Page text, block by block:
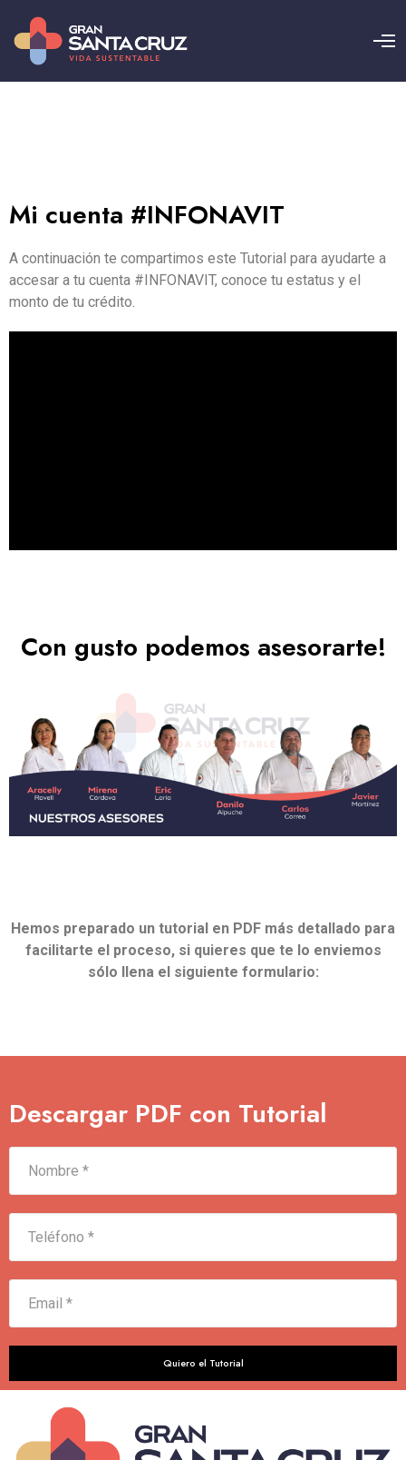
Mi cuenta #INFONAVIT
A continuación te compartimos este Tutorial para ayudarte a
accesar a tu cuenta #INFONAVIT, conoce tu estatus y el
monto de tu crédito.
Con gusto podemos asesorarte!
Hemos preparado un tutorial en PDF más detallado para
facilitarte el proceso, si quieres que te lo enviemos
sólo llena el siguiente formulario:
Descargar PDF con Tutorial